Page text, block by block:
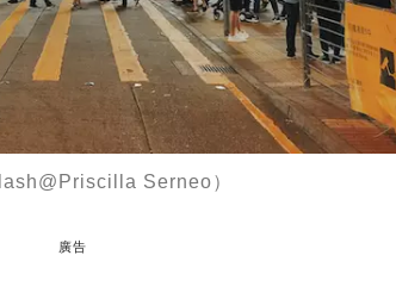
Serneo）
廣告